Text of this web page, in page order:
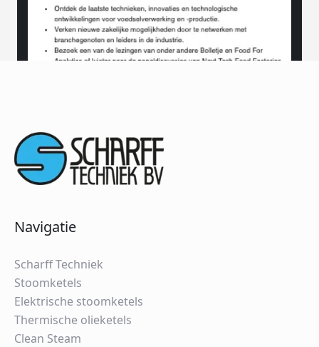
Navigatie
Scharff Techniek
Stoomketels
Elektrische stoomketels
Thermische olieketels
Clean Steam